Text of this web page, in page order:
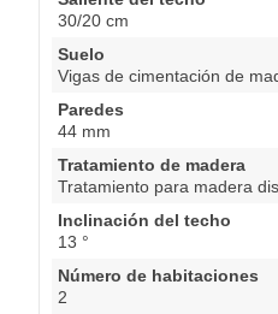
30/20 cm
Suelo
Vigas de cimentación de
Paredes
44 mm
Tratamiento de madera
Tratamiento para madera
Inclinación del techo
13 °
Número de habitaciones
2